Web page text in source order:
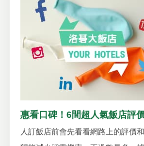
惠看口碑！6間超人氣飯店評
人訂飯店前會先看看網路上的評價